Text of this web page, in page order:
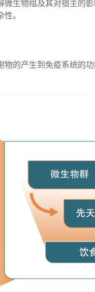
生物组及其对宿主的
。
的产生到免疫系统的